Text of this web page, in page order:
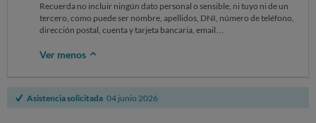
Recuerda no incluir ningún dato personal o sensible, ni tuyo ni de un
tercero, como puede ser nombre, apellidos, DNI, número de teléfono,
dirección postal, cuenta y tarjeta bancaria, email…
Ver menos
Asistencia solicitada 04 junio 2026